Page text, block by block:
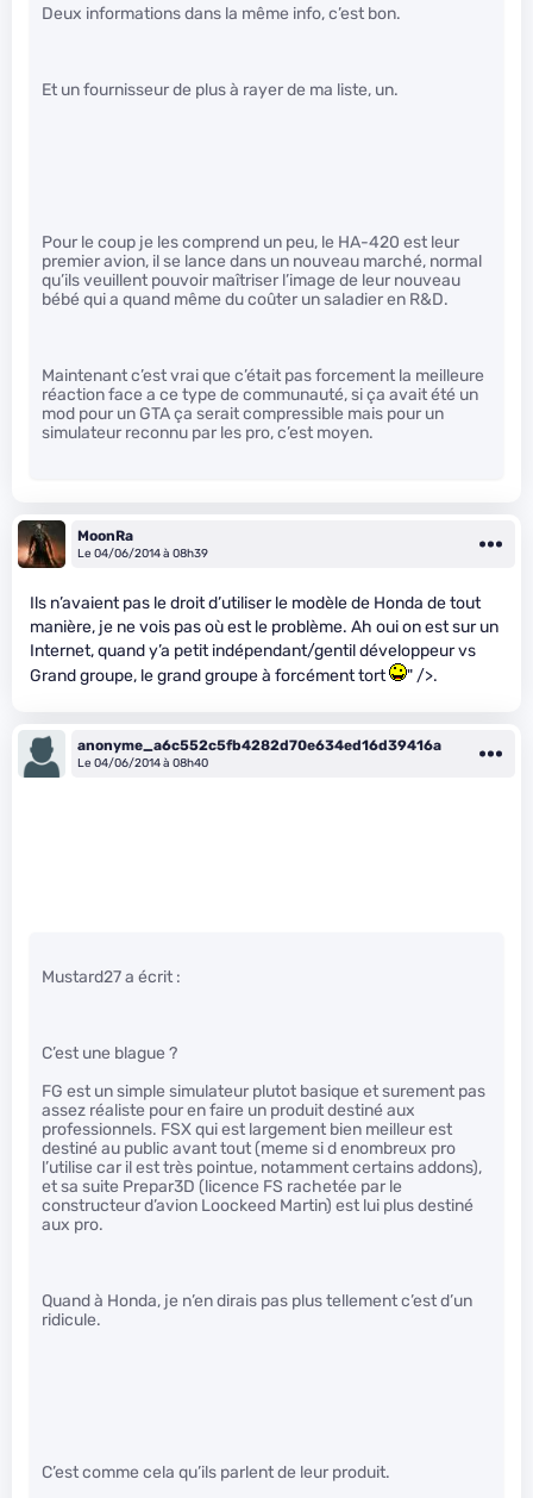
Deux informations dans la même info, c’est bon.
Et un fournisseur de plus à rayer de ma liste, un.
Pour le coup je les comprend un peu, le HA-420 est leur
premier avion, il se lance dans un nouveau marché, normal
qu’ils veuillent pouvoir maîtriser l’image de leur nouveau
bébé qui a quand même du coûter un saladier en R&D.
Maintenant c’est vrai que c’était pas forcement la meilleure
réaction face a ce type de communauté, si ça avait été un
mod pour un GTA ça serait compressible mais pour un
simulateur reconnu par les pro, c’est moyen.
MoonRa
Le 04/06/2014 à 08h39
Ils n’avaient pas le droit d’utiliser le modèle de Honda de tout
manière, je ne vois pas où est le problème. Ah oui on est sur un
Internet, quand y’a petit indépendant/gentil développeur vs
Grand groupe, le grand groupe à forcément tort
" />.
anonyme_a6c552c5fb4282d70e634ed16d39416a
Le 04/06/2014 à 08h40
Mustard27 a écrit :
C’est une blague ?
FG est un simple simulateur plutot basique et surement pas
assez réaliste pour en faire un produit destiné aux
professionnels. FSX qui est largement bien meilleur est
destiné au public avant tout (meme si d enombreux pro
l’utilise car il est très pointue, notamment certains addons),
et sa suite Prepar3D (licence FS rachetée par le
constructeur d’avion Loockeed Martin) est lui plus destiné
aux pro.
Quand à Honda, je n’en dirais pas plus tellement c’est d’un
ridicule.
C’est comme cela qu’ils parlent de leur produit.